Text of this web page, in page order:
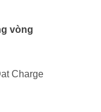
vòng
Charge